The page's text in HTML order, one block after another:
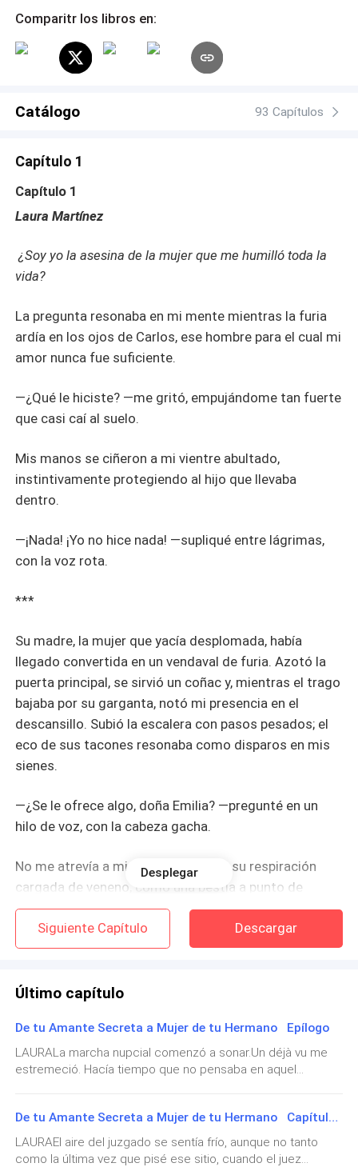
ambos?
Comparitr los libros en:
Catálogo 93 Capítulos
Capítulo 1
Capítulo 1
Laura Martínez
¿Soy yo la asesina de la mujer que me humilló toda la
vida?
La pregunta resonaba en mi mente mientras la furia
ardía en los ojos de Carlos, ese hombre para el cual mi
amor nunca fue suficiente.
—¿Qué le hiciste? —me gritó, empujándome tan fuerte
que casi caí al suelo.
Mis manos se ciñeron a mi vientre abultado,
instintivamente protegiendo al hijo que llevaba
dentro.
—¡Nada! ¡Yo no hice nada! —supliqué entre lágrimas,
con la voz rota.
***
Su madre, la mujer que yacía desplomada, había
llegado convertida en un vendaval de furia. Azotó la
puerta principal, se sirvió un coñac y, mientras el trago
bajaba por su garganta, notó mi presencia en el
descansillo. Subió la escalera con pasos pesados; el
eco de sus tacones resonaba como disparos en mis
sienes.
—¿Se le ofrece algo, doña Emilia? —pregunté en un
hilo de voz, con la cabeza gacha.
No me atrevía a mirarla, pero sentía su respiración
cargada de veneno, como una bestia a punto de
lanzarse sobre su presa.
—Sí, Laura. —Su voz era un látigo—. Perdí una fuerte
tienes con qué cubrir mis pérdidas?
Tragué saliva. El silencio se volvió insoportable.
Cuando pensé que no volvería a insistir, su voz me
atravesó de nuevo.
—¡Respóndeme!
—No-no, señora… —murmuré, encogida.
Desplegar
Siguiente Capítulo Descargar
Último capítulo
De tu Amante Secreta a Mujer de tu Hermano Epílogo
LAURALa marcha nupcial comenzó a sonar.Un déjà vu me
estremeció. Hacía tiempo que no pensaba en aquel
instante. La iglesia lucía hermosa, elegante, repleta de
pequeñas luces y flores blancas.Las grandes puertas aún
no se abrían, pero igual sonreí. El cortejo de entrada estaba
listo delante de mí: Gabriel, con su esmoquin blanco,
De tu Amante Secreta a Mujer de tu Hermano Capítulo 89 (Final)
LAURAEl aire del juzgado se sentía frío, aunque no tanto
como la última vez que pisé ese sitio, cuando el juez